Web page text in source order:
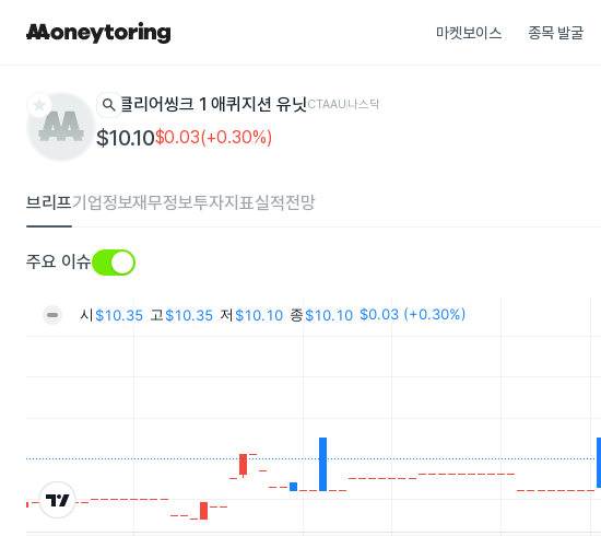
마켓보이스 종목 발굴
star search 클리어씽크 1 애퀴지션 유닛CTAAU나스닥
$10.10$0.03(+0.30%)
브리프기업정보재무정보투자지표실적전망
주요 이슈